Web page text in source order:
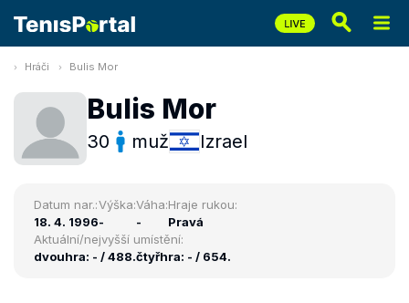
Hráči Bulis Mor
Bulis Mor
30 muž Izrael
Datum nar.:
18. 4. 1996
Výška:
-
Váha:
-
Hraje rukou:
Pravá
Aktuální/nejvyšší umístění:
dvouhra: - / 488.čtyřhra: - / 654.